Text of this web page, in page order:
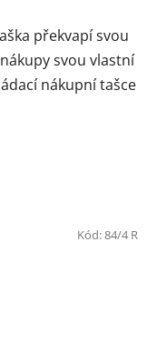
překvapí svou
svou vlastní
nákupní tašce
Kód:84/4 R